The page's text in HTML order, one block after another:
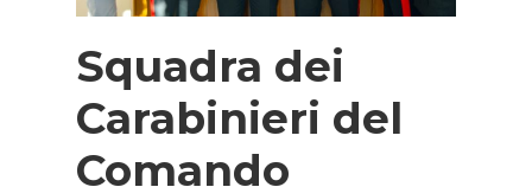
Squadra dei
Carabinieri del
Comando